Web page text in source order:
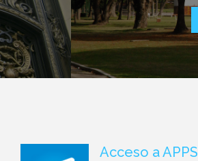
VER MÁS
Acceso a APPS